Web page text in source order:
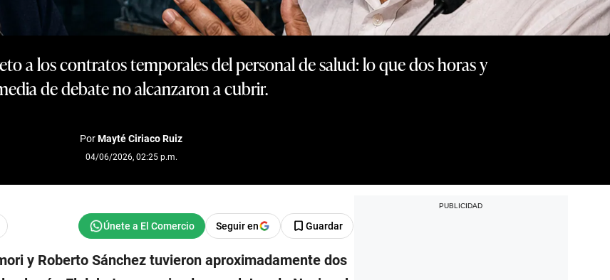
a los contratos temporales del personal de salud: lo que dos horas y
de debate no alcanzaron a cubrir.
PorMayté Ciriaco Ruiz
04/06/2026, 02:25 p.m.
Seguir en Guardar
y Roberto Sánchez tuvieron aproximadamente dos